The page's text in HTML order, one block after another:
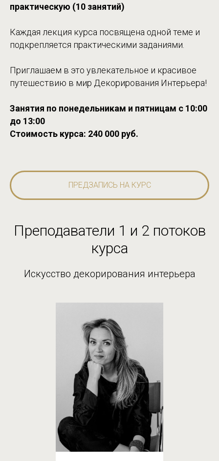
практическую (10 занятий)
Каждая лекция курса посвящена одной теме и
подкрепляется практическими заданиями.
Приглашаем в это увлекательное и красивое
путешествию в мир Декорирования Интерьера!
Занятия по понедельникам и пятницам с 10:00
до 13:00
Стоимость курса: 240 000 руб.
ПРЕДЗАПИСЬ НА КУРС
Преподаватели 1 и 2 потоков
курса
Искусство декорирования интерьера